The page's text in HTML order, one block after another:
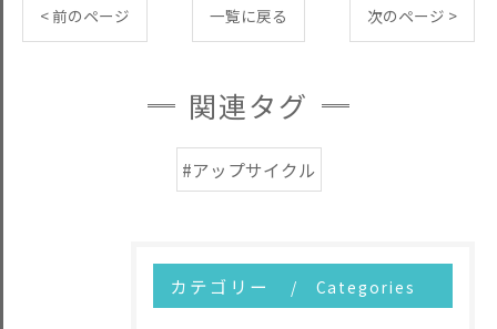
< 前のページ 一覧に戻る 次のページ >
関連タグ
#アップサイクル
カテゴリー Categories